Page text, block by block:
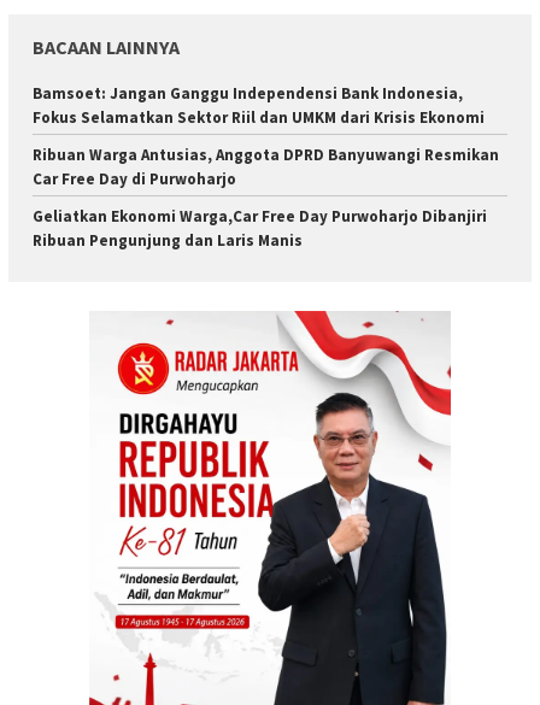
BACAAN LAINNYA
Bamsoet: Jangan Ganggu Independensi Bank Indonesia,
Fokus Selamatkan Sektor Riil dan UMKM dari Krisis Ekonomi
Ribuan Warga Antusias, Anggota DPRD Banyuwangi Resmikan
Car Free Day di Purwoharjo
Geliatkan Ekonomi Warga,Car Free Day Purwoharjo Dibanjiri
Ribuan Pengunjung dan Laris Manis